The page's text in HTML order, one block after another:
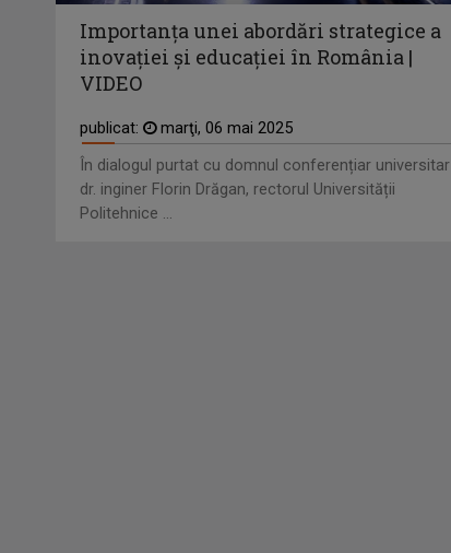
Importanța unei abordări strategice a
inovației și educației în România |
VIDEO
publicat:
marţi, 06 mai 2025
În dialogul purtat cu domnul conferențiar universitar
dr. inginer Florin Drăgan, rectorul Universității
Politehnice ...